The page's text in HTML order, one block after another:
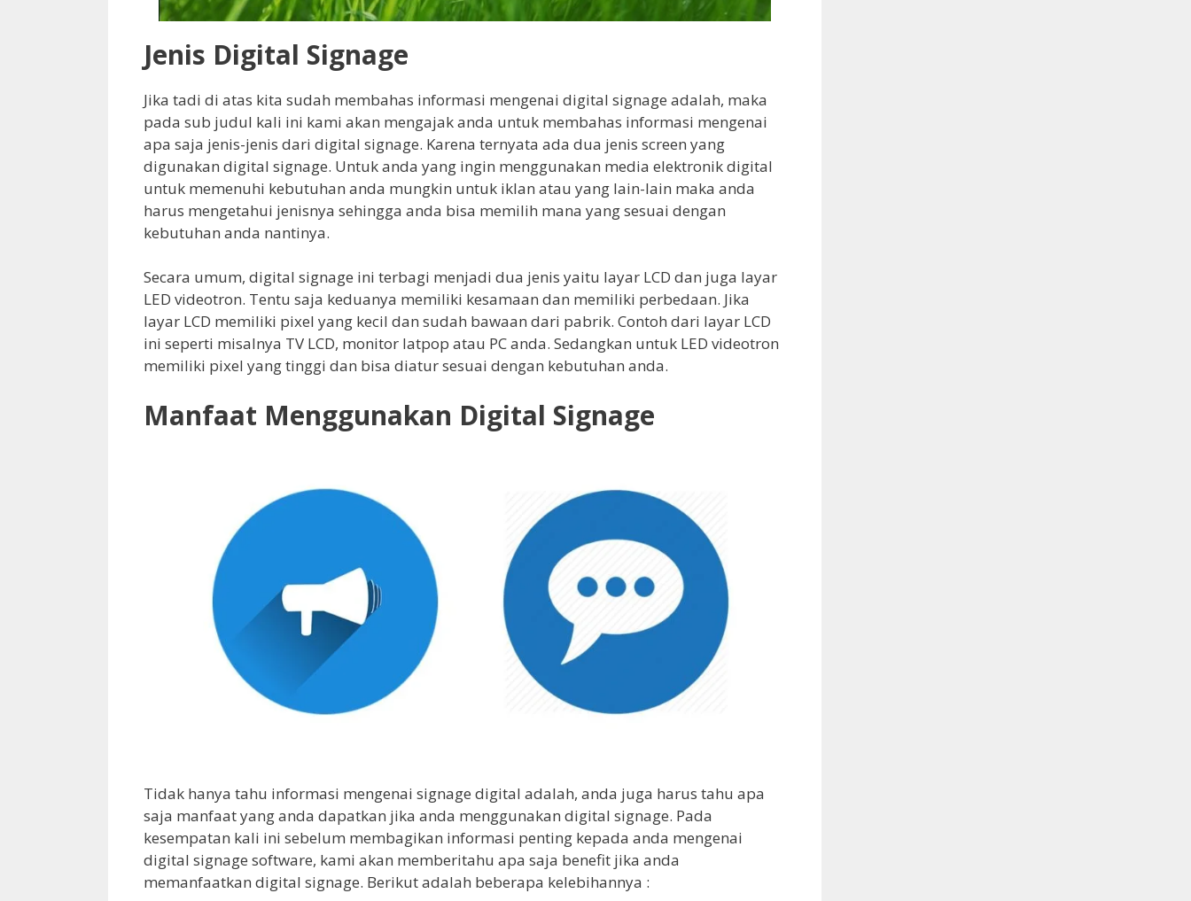
Jenis Digital Signage
Jika tadi di atas kita sudah membahas informasi mengenai digital signage adalah, maka
pada sub judul kali ini kami akan mengajak anda untuk membahas informasi mengenai
apa saja jenis-jenis dari digital signage. Karena ternyata ada dua jenis screen yang
digunakan digital signage. Untuk anda yang ingin menggunakan media elektronik digital
untuk memenuhi kebutuhan anda mungkin untuk iklan atau yang lain-lain maka anda
harus mengetahui jenisnya sehingga anda bisa memilih mana yang sesuai dengan
kebutuhan anda nantinya.
Secara umum, digital signage ini terbagi menjadi dua jenis yaitu layar LCD dan juga layar
LED videotron. Tentu saja keduanya memiliki kesamaan dan memiliki perbedaan. Jika
layar LCD memiliki pixel yang kecil dan sudah bawaan dari pabrik. Contoh dari layar LCD
ini seperti misalnya TV LCD, monitor latpop atau PC anda. Sedangkan untuk LED videotron
memiliki pixel yang tinggi dan bisa diatur sesuai dengan kebutuhan anda.
Manfaat Menggunakan Digital Signage
Tidak hanya tahu informasi mengenai signage digital adalah, anda juga harus tahu apa
saja manfaat yang anda dapatkan jika anda menggunakan digital signage. Pada
kesempatan kali ini sebelum membagikan informasi penting kepada anda mengenai
digital signage software, kami akan memberitahu apa saja benefit jika anda
memanfaatkan digital signage. Berikut adalah beberapa kelebihannya :